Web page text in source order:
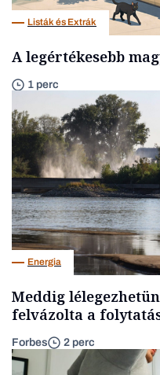
Listák és Extrák
A legértékesebb
1 perc
Energia
Meddig
felvázolta a
Forbes 2 perc